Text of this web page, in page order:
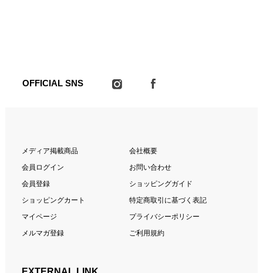
OFFICIAL SNS
メディア掲載商品
会員ログイン
会員登録
ショッピングカート
マイページ
メルマガ登録
会社概要
お問い合わせ
ショッピングガイド
特定商取引に基づく表記
プライバシーポリシー
ご利用規約